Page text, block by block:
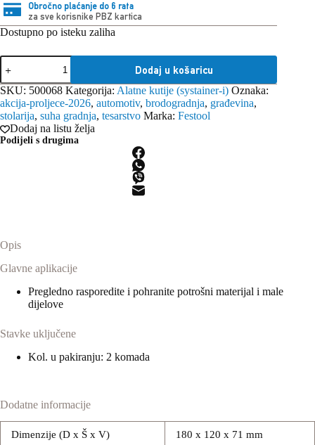
Obročno plaćanje do 6 rata
za sve korisnike PBZ kartica
Dostupno po isteku zaliha
Festool
plastična
kutijica
Box
180x120x71/2
SYS-
SB
količina
Dodaj u košaricu
SKU: 500068 Kategorija: Alatne kutije (systainer-i) Oznaka:
akcija-proljece-2026, automotiv, brodogradnja, građevina,
stolarija, suha gradnja, tesarstvo Marka: Festool
Dodaj na listu želja
Podijeli s drugima
Opis
Glavne aplikacije
Pregledno rasporedite i pohranite potrošni materijal i male
dijelove
Stavke uključene
Kol. u pakiranju: 2 komada
Dodatne informacije
Dimenzije (D x Š x V) 180 x 120 x 71 mm